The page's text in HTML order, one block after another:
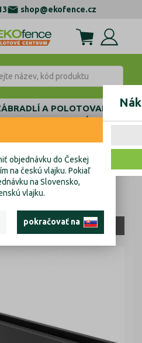
shop@ekofence.cz
A POLOTOVARY
FIX - BEZ NAKLÁPANÍ
profil - boční kotvení
ODBĚR
objednávku do Českej
na českú vlajku. Pokiaľ
na Slovensko,
vlajku.
pokračovať na